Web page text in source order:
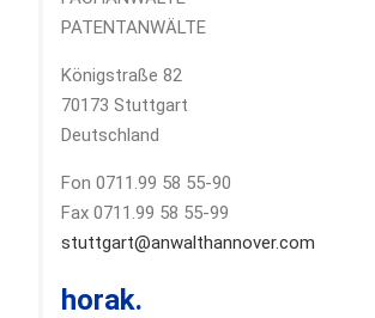
PATENTANWÄLTE
Königstraße 82
70173 Stuttgart
Deutschland
Fon 0711.99 58 55-90
Fax 0711.99 58 55-99
stuttgart@anwalthannover.com
horak.